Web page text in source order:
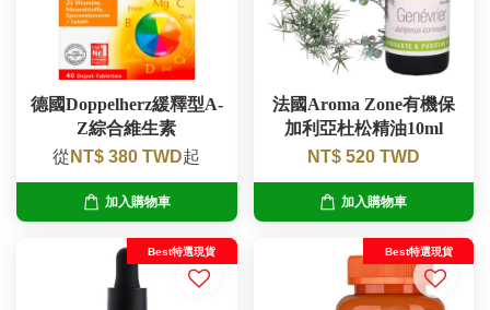
德國Doppelherz緩釋型A-
Z綜合維生素
從 NT$ 380 TWD起
加入購物車
法國Aroma Zone有機保
加利亞杜松精油10ml
NT$ 520 TWD
加入購物車
Best特選現貨 Best特選現貨